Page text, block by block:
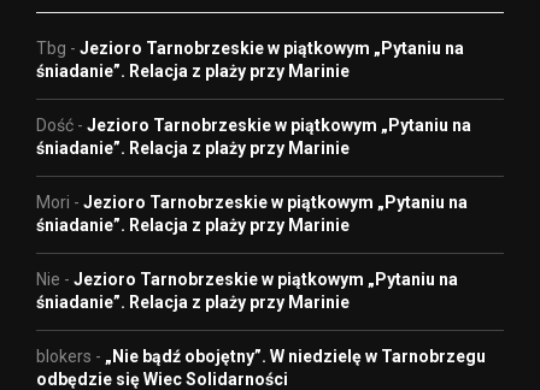
Tbg - Jezioro Tarnobrzeskie w piątkowym „Pytaniu na
śniadanie”. Relacja z plaży przy Marinie
Dość - Jezioro Tarnobrzeskie w piątkowym „Pytaniu na
śniadanie”. Relacja z plaży przy Marinie
Mori - Jezioro Tarnobrzeskie w piątkowym „Pytaniu na
śniadanie”. Relacja z plaży przy Marinie
Nie - Jezioro Tarnobrzeskie w piątkowym „Pytaniu na
śniadanie”. Relacja z plaży przy Marinie
blokers - „Nie bądź obojętny”. W niedzielę w Tarnobrzegu
odbędzie się Wiec Solidarności